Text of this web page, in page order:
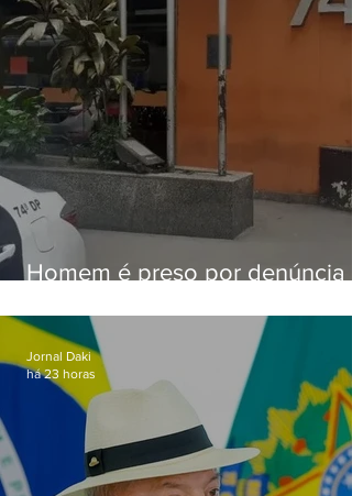
Homem é preso por denúncia
Alcântara
Jornal Daki
há 23 horas